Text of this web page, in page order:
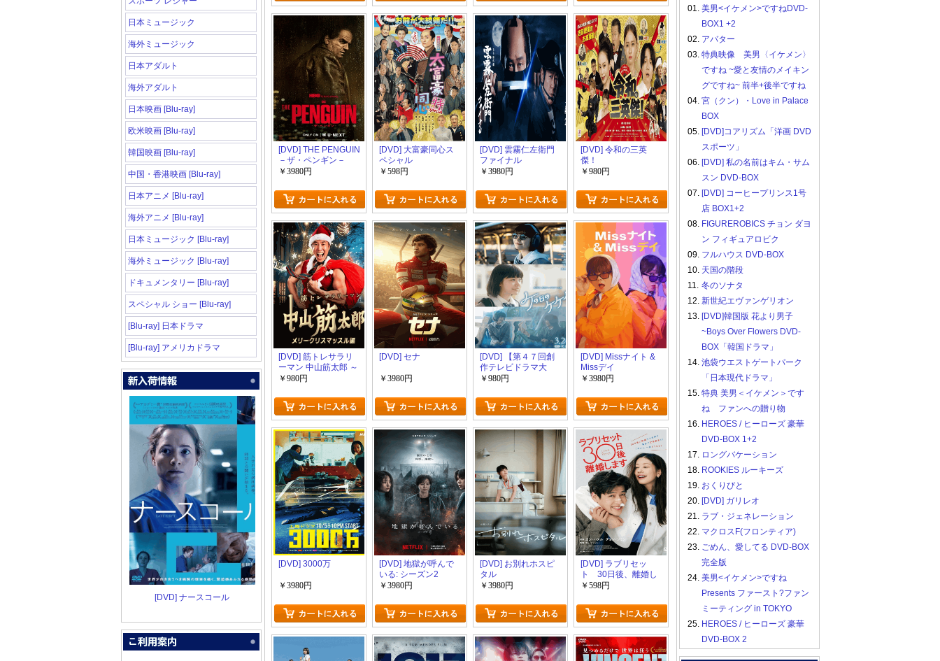
日本ミュージック
海外ミュージック
日本アダルト
海外アダルト
日本映画 [Blu-ray]
欧米映画 [Blu-ray]
韓国映画 [Blu-ray]
中国・香港映画 [Blu-ray]
日本アニメ [Blu-ray]
海外アニメ [Blu-ray]
日本ミュージック [Blu-ray]
海外ミュージック [Blu-ray]
ドキュメンタリー [Blu-ray]
スペシャル ショー [Blu-ray]
[Blu-ray] 日本ドラマ
[Blu-ray] アメリカドラマ
[DVD] ナースコール
[DVD] THE PENGUIN
－ザ・ペンギン－
￥3980円
[DVD] 大富豪同心ス
ペシャル
￥598円
[DVD] 雲霧仁左衛門
ファイナル
￥3980円
[DVD] 令和の三英
傑！
￥980円
[DVD] 筋トレサラリ
ーマン 中山筋太郎 ～
メリークリスマッス
￥980円
[DVD] セナ
￥3980円
[DVD] 【第４７回創
作テレビドラマ大
賞】ケの日のケケケ
￥980円
[DVD] Missナイト &
Missデイ
￥3980円
[DVD] 3000万
￥3980円
[DVD] 地獄が呼んで
いる: シーズン2
￥3980円
[DVD] お別れホスピ
タル
￥3980円
[DVD] ラブリセッ
ト 30日後、離婚し
ます
￥598円
01. 美男<イケメン>ですねDVD-
BOX1 +2
02. アバター
03. 特典映像 美男〈イケメン〉
ですね ~愛と友情のメイキン
グですね~ 前半+後半ですね
04. 宮（クン）・Love in Palace
BOX
05. [DVD]コアリズム「洋画 DVD
スポーツ」
06. [DVD] 私の名前はキム・サム
スン DVD-BOX
07. [DVD] コーヒープリンス1号
店 BOX1+2
08. FIGUREROBICS チョン ダヨ
ン フィギュアロビク
09. フルハウス DVD-BOX
10. 天国の階段
11. 冬のソナタ
12. 新世紀エヴァンゲリオン
13. [DVD]韓国版 花より男子
~Boys Over Flowers DVD-
BOX「韓国ドラマ」
14. 池袋ウエストゲートパーク
「日本現代ドラマ」
15. 特典 美男＜イケメン＞です
ね ファンへの贈り物
16. HEROES / ヒーローズ 豪華
DVD-BOX 1+2
17. ロングバケーション
18. ROOKIES ルーキーズ
19. おくりびと
20. [DVD] ガリレオ
21. ラブ・ジェネレーション
22. マクロスF(フロンティア)
23. ごめん、愛してる DVD-BOX
完全版
24. 美男<イケメン>ですね
Presents ファースト?ファン
ミーティング in TOKYO
25. HEROES / ヒーローズ 豪華
DVD-BOX 2